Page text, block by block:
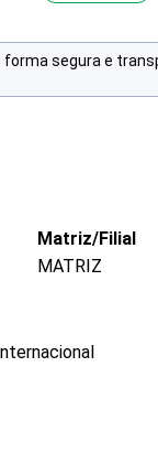
segura e
Matriz/Filial
MATRIZ